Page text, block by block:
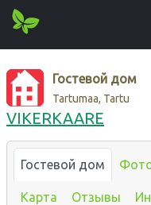
Гостевой дом
Tartumaa, Tartu
VIKERKAARE
Гостевой дом
Карта Отзывы